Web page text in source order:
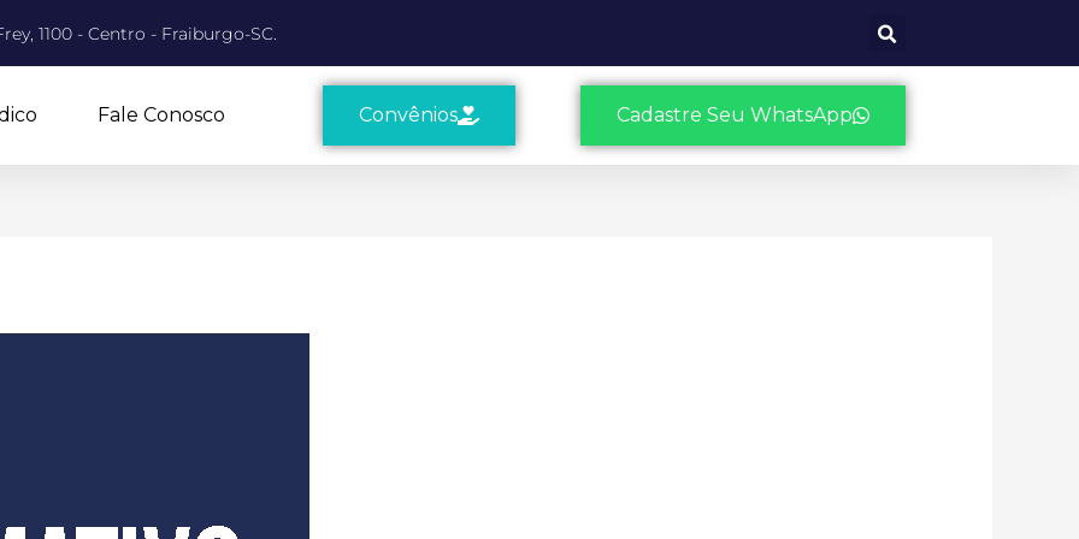
1100 - Centro - Fraiburgo-SC.
Fale Conosco Convênios Cadastre Seu WhatsApp